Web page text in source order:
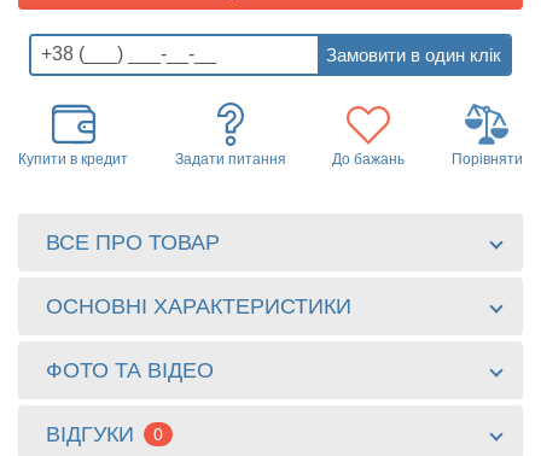
Купити в кредит Задати питання До бажань Порівняти
ВСЕ ПРО ТОВАР
ОСНОВНІ ХАРАКТЕРИСТИКИ
ФОТО ТА ВІДЕО
ВІДГУКИ 0